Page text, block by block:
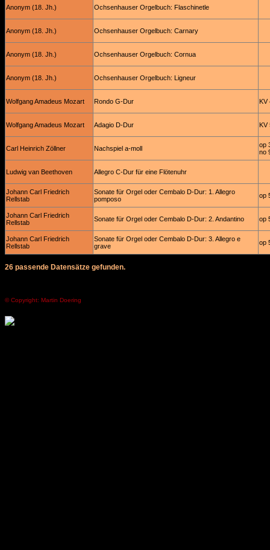
Anonym (18. Jh.) Ochsenhauser Orgelbuch: Flaschinetle
Anonym (18. Jh.) Ochsenhauser Orgelbuch: Carnary
Anonym (18. Jh.) Ochsenhauser Orgelbuch: Cornua
Anonym (18. Jh.) Ochsenhauser Orgelbuch: Ligneur
Wolfgang Amadeus Mozart Rondo G-Dur KV
Wolfgang Amadeus Mozart Adagio D-Dur KV
Carl Heinrich Zöllner Nachspiel a-moll
op
no
Ludwig van Beethoven Allegro C-Dur für eine Flötenuhr
Johann Carl Friedrich
Rellstab
Sonate für Orgel oder Cembalo D-Dur: 1. Allegro
pomposo
op
Johann Carl Friedrich
Rellstab
Sonate für Orgel oder Cembalo D-Dur: 2. Andantino op
Johann Carl Friedrich
Rellstab
Sonate für Orgel oder Cembalo D-Dur: 3. Allegro e
grave
op
26 passende Datensätze gefunden.
© Copyright: Martin Doering